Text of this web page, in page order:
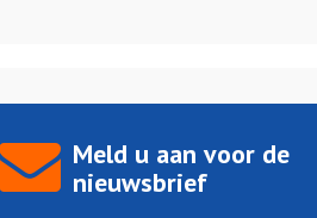
Meld u aan voor de
nieuwsbrief